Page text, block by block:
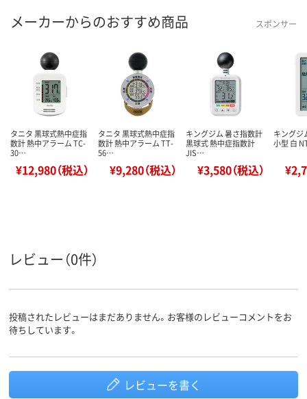
メーカーからのおすすめ商品 スポンサー
タニタ 黒球式熱中症指
数計 熱中アラーム TC-
30…
¥12,980（税込）
タニタ 黒球式熱中症指
数計 熱中アラーム TT-
56…
¥9,280（税込）
キングジム 暑さ指数計
黒球式 熱中症指数計
JIS…
¥3,580（税込）
キングジ
小型 白
レビュー（0件）
投稿されたレビューはまだありません。お客様のレビューコメントをお
待ちしています。
レビューを書く